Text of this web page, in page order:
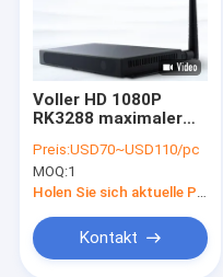
Voller HD 1080P
RK3288 maximaler
Einbauschlitz Netz-
Androids Media
Player Kasten-
Preis:USD70~USD110/pc
MOQ:1
Holen Sie sich aktuelle Preis
Kontakt